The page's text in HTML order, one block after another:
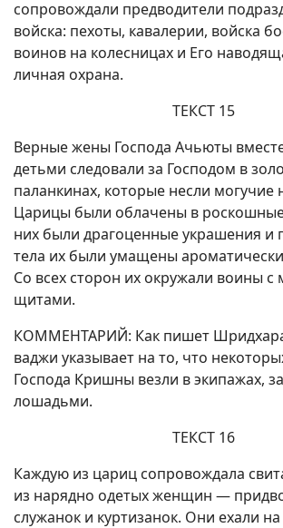
сопровождали предводители
войска: пехоты, кавалерии, войска
воинов на колесницах и Его
личная охрана.
ТЕКСТ 15
Верные жены Господа Ачьюты
детьми следовали за Господом в
паланкинах, которые несли
Царицы были облачены в
них были драгоценные украшения и
тела их были умащены
Со всех сторон их окружали воины с
щитами.
КОММЕНТАРИЙ: Как пишет
ваджи указывает на то, что
Господа Кришны везли в экипажах,
лошадьми.
ТЕКСТ 16
Каждую из цариц сопровождала
из нарядно одетых женщин —
служанок и куртизанок. Они ехали